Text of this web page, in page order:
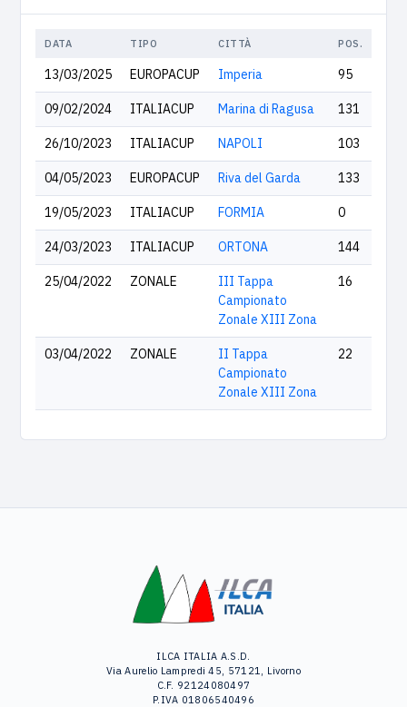
DATA TIPO CITTÀ POS.
13/03/2025 EUROPACUP Imperia 95
09/02/2024 ITALIACUP Marina di Ragusa 131
26/10/2023 ITALIACUP NAPOLI 103
04/05/2023 EUROPACUP Riva del Garda 133
19/05/2023 ITALIACUP FORMIA 0
24/03/2023 ITALIACUP ORTONA 144
25/04/2022 ZONALE
III Tappa
Campionato
Zonale XIII Zona
16
03/04/2022 ZONALE
II Tappa
Campionato
Zonale XIII Zona
22
ILCA ITALIA A.S.D.
Via Aurelio Lampredi 45, 57121, Livorno
C.F. 92124080497
P.IVA 01806540496